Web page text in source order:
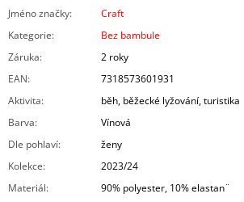
Jméno značky:
Craft
Kategorie:
Bez bambule
Záruka:
2 roky
EAN:
7318573601931
Aktivita:
běh, běžecké lyžování, turistika
Barva:
Vínová
Dle pohlaví:
ženy
Kolekce:
2023/24
Materiál:
90% polyester, 10% elastan¨